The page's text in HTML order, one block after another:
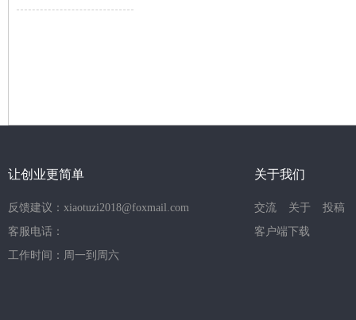
让创业更简单
反馈建议：xiaotuzi2018@foxmail.com
客服电话：
工作时间：周一到周六
关于我们
交流 关于
投稿
客户端下载